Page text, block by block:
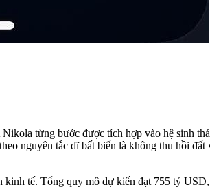
từng bước được tích hợp vào hệ sinh
nguyên tắc dĩ bất biến là không thu hồi
tế. Tổng quy mô dự kiến đạt 755 tỷ